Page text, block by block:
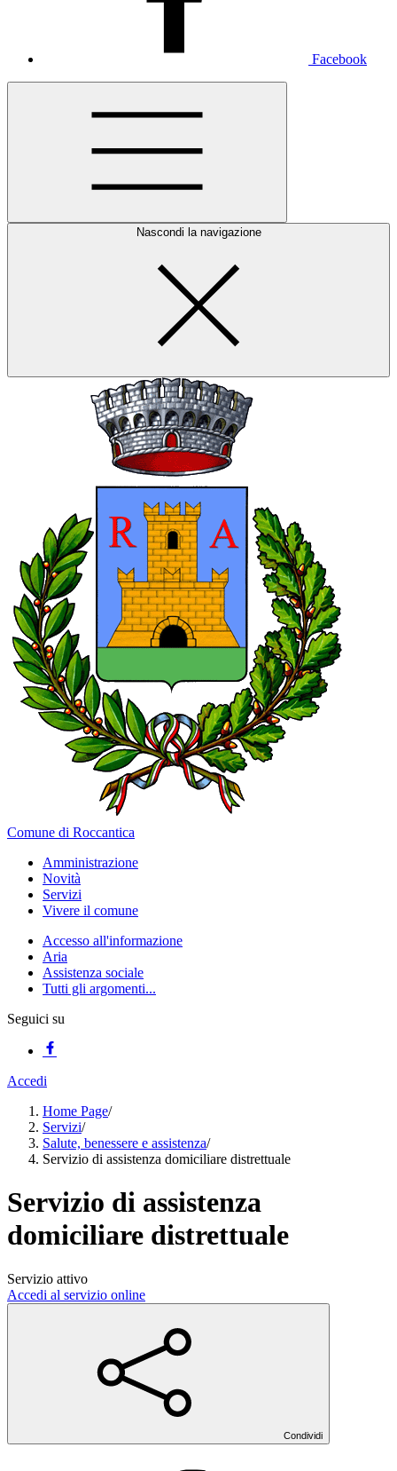
Facebook
Nascondi la navigazione
Comune di Roccantica
Amministrazione
Novità
Servizi
Vivere il comune
Accesso all'informazione
Aria
Assistenza sociale
Tutti gli argomenti...
Seguici su
Accedi
Home Page/
Servizi/
Salute, benessere e assistenza/
Servizio di assistenza domiciliare distrettuale
Servizio di assistenza
domiciliare distrettuale
Servizio attivo
Accedi al servizio online
Condividi